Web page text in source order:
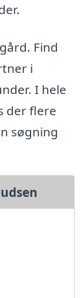
Find
i
I hele
der flere
søgning